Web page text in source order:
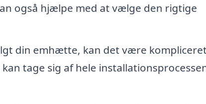
også hjælpe med at vælge den rigtige
din emhætte, kan det være
tage sig af hele